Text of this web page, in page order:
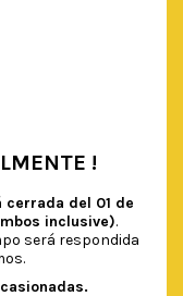
!
cerrada del 01 de
inclusive).
será respondida